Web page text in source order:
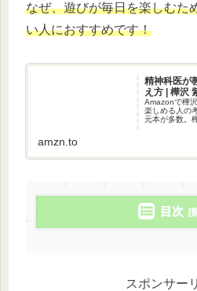
なぜ、遊びが毎日を楽しむた
い人におすすめです！
精神科医が
え方 | 樺沢
Amazonで樺
楽しめる人の
元本が多数。
amzn.to
目次
スポンサー